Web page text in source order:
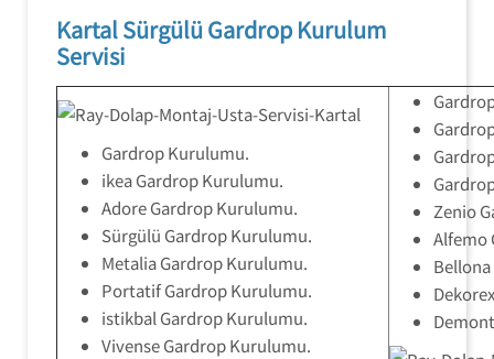
Kartal Sürgülü Gardrop Kurulum
Servisi
Gardrop Kurulumu.
ikea Gardrop Kurulumu.
Adore Gardrop Kurulumu.
Sürgülü Gardrop Kurulumu.
Metalia Gardrop Kurulumu.
Portatif Gardrop Kurulumu.
istikbal Gardrop Kurulumu.
Vivense Gardrop Kurulumu.
Zenio
Alfemo